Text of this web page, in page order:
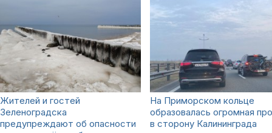
Жителей и гостей
Зеленоградска
предупреждают об опасности
На Приморском кольце
образовалась огромная
в сторону Калининграда